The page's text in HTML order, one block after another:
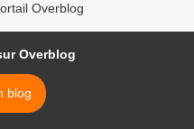
Overblog
Overblog
blog